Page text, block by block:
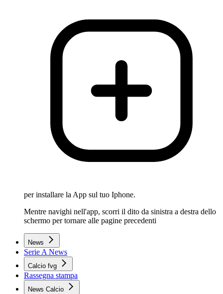
per installare la App sul tuo Iphone.
Mentre navighi nell'app, scorri il dito da sinistra a destra dello
schermo per tornare alle pagine precedenti
News
Serie A News
Calcio fvg
Rassegna stampa
News Calcio